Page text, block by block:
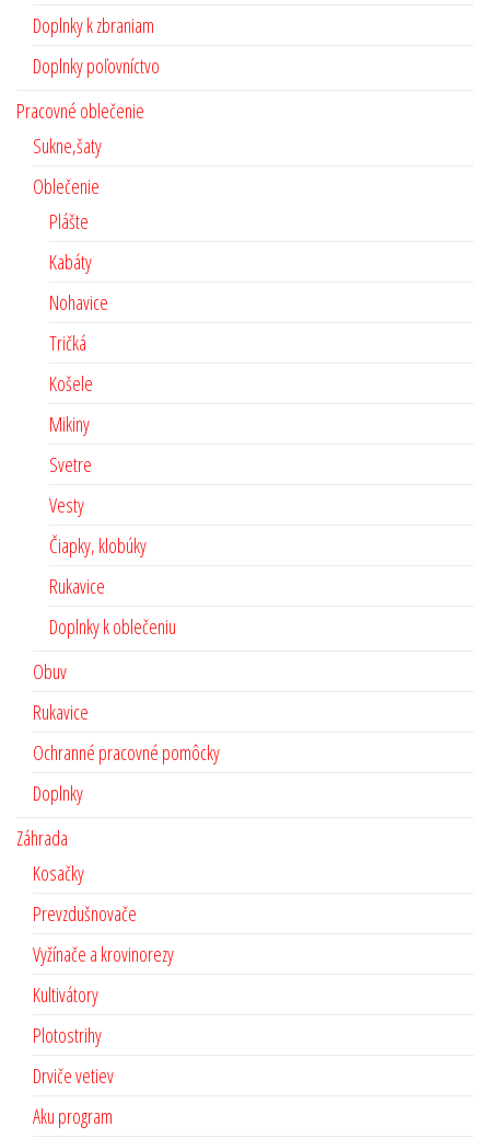
Doplnky k zbraniam
Doplnky poľovníctvo
Pracovné oblečenie
Sukne,šaty
Oblečenie
Plášte
Kabáty
Nohavice
Tričká
Košele
Mikiny
Svetre
Vesty
Čiapky, klobúky
Rukavice
Doplnky k oblečeniu
Obuv
Rukavice
Ochranné pracovné pomôcky
Doplnky
Záhrada
Kosačky
Prevzdušnovače
Vyžínače a krovinorezy
Kultivátory
Plotostrihy
Drviče vetiev
Aku program